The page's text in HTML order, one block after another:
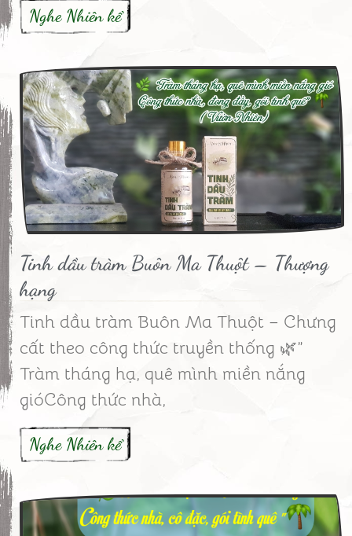
Nghe Nhiên kể
Tinh dầu tràm Buôn Ma Thuột – Thượng
hạng
Tinh dầu tràm Buôn Ma Thuột – Chưng
cất theo công thức truyền thống 🌿”
Tràm tháng hạ, quê mình miền nắng
gióCông thức nhà,
Nghe Nhiên kể